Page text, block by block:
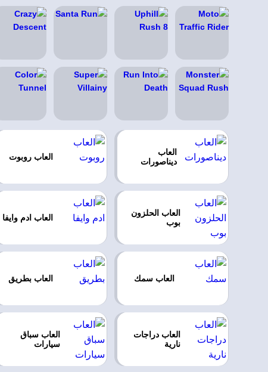
العاب
ديناصورات
العاب روبوت
العاب الحلزون
بوب
العاب ادم وايفا
العاب سمك العاب بطريق
العاب دراجات
نارية
العاب سباق
سيارات